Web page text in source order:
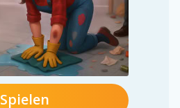
Spielen